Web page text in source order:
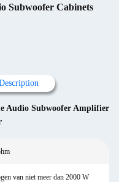
Subwoofer Cabinets
Audio Subwoofer Amplifier
van niet meer dan 2000 W